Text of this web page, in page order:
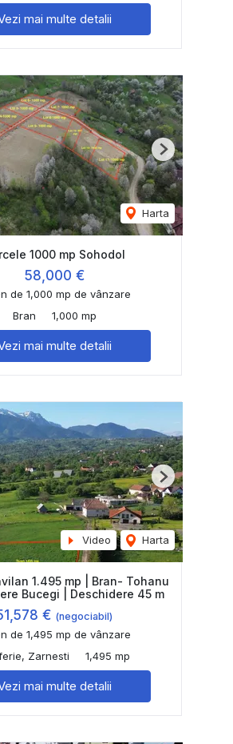
mai multe detalii
Harta
Next
1000 mp Sohodol
58,000 €
de 1,000 mp de vânzare
Bran
1,000 mp
mai multe detalii
Video Harta
Next
1.495 mp | Bran- Tohanu
Bucegi | Deschidere 45 m
€ (negociabil)
de 1,495 mp de vânzare
Zarnesti
1,495 mp
mai multe detalii